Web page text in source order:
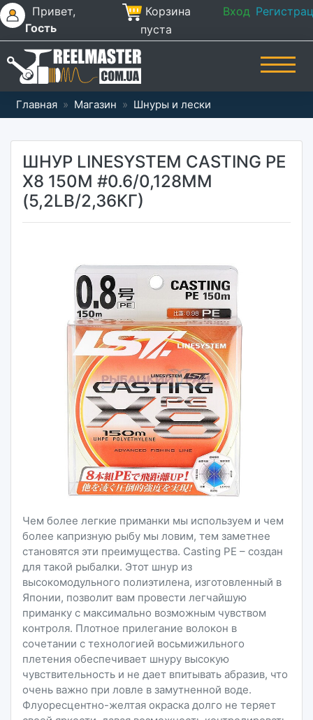
Привет,
Гость
Корзина
пуста
Вход
Главная » Магазин » Шнуры и лески
ШНУР LINESYSTEM CASTING PE
X8 150М #0.6/0,128ММ
(5,2LB/2,36КГ)
Чем более легкие приманки мы используем и чем
более капризную рыбу мы ловим, тем заметнее
становятся эти преимущества. Casting PE – создан
для такой рыбалки. Этот шнур из
высокомодульного полиэтилена, изготовленный в
Японии, позволит вам провести легчайшую
приманку с максимально возможным чувством
контроля. Плотное прилегание волокон в
сочетании с технологией восьмижильного
плетения обеспечивает шнуру высокую
чувствительность и не дает впитывать абразив, что
очень важно при ловле в замутненной воде.
Флуоресцентно-желтая окраска долго не теряет